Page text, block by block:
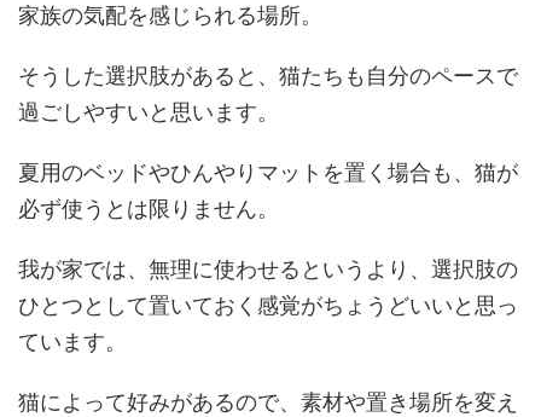
家族の気配を感じられる場所。
そうした選択肢があると、猫たちも自分のペースで
過ごしやすいと思います。
夏用のベッドやひんやりマットを置く場合も、猫が
必ず使うとは限りません。
我が家では、無理に使わせるというより、選択肢の
ひとつとして置いておく感覚がちょうどいいと思っ
ています。
猫によって好みがあるので、素材や置き場所を変え